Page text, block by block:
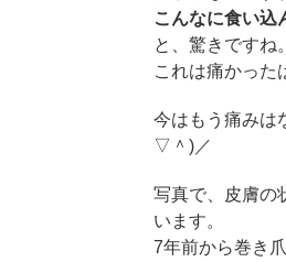
こんなに食い込
と、驚きですね。
これは痛かった
今はもう痛みは
▽＾)／
写真で、皮膚の
います。
7年前から巻き